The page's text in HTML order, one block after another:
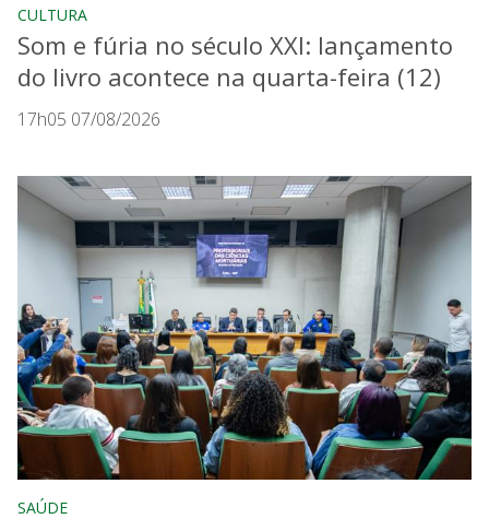
CULTURA
Som e fúria no século XXI: lançamento
do livro acontece na quarta-feira (12)
17h05 07/08/2026
SAÚDE